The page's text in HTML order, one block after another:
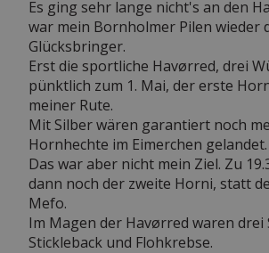
Es ging sehr lange nicht's an den
war mein Bornholmer Pilen wieder
Glücksbringer.
Erst die sportliche Havørred, drei
pünktlich zum 1. Mai, der erste
meiner Rute.
Mit Silber wären garantiert noch
Hornhechte im Eimerchen gelandet.
Das war aber nicht mein Ziel. Zu
dann noch der zweite Horni, statt
Mefo.
Im Magen der Havørred waren drei
Stickleback und Flohkrebse.